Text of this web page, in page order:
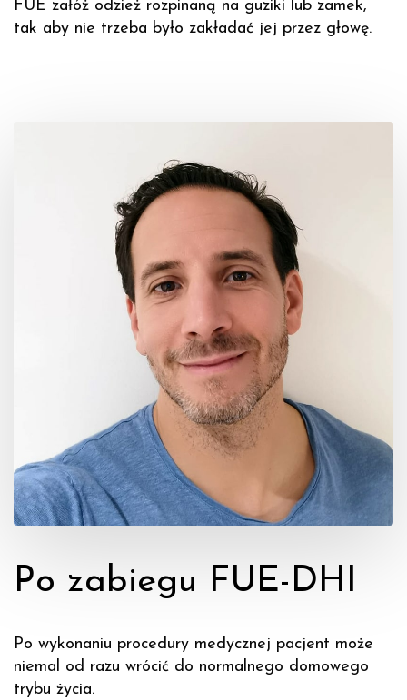
FUE załóż odzież rozpinaną na guziki lub zamek,
tak aby nie trzeba było zakładać jej przez głowę.
Po zabiegu FUE-DHI
Po wykonaniu procedury medycznej pacjent może
niemal od razu wrócić do normalnego domowego
trybu życia.